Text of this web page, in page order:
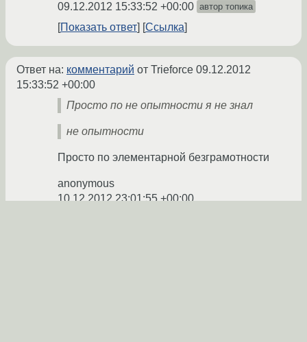
09.12.2012 15:33:52 +00:00 автор топика
Показать ответ Ссылка
Ответ на: комментарий от Trieforce 09.12.2012
15:33:52 +00:00
Просто по не опытности я не знал
не опытности
Просто по элементарной безграмотности
anonymous
10.12.2012 23:01:55 +00:00